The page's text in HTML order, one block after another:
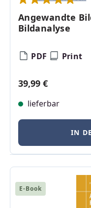
Durchschnittliche
Angewandte
Bildanalyse
PDF Print
Regulärer Preis:
39,99 €
lieferbar
IN
E-Book